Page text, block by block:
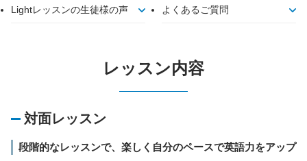
Lightレッスンの生徒様の声 よくあるご質問
レッスン内容
対面レッスン
段階的なレッスンで、楽しく自分のペースで英語力をアップ